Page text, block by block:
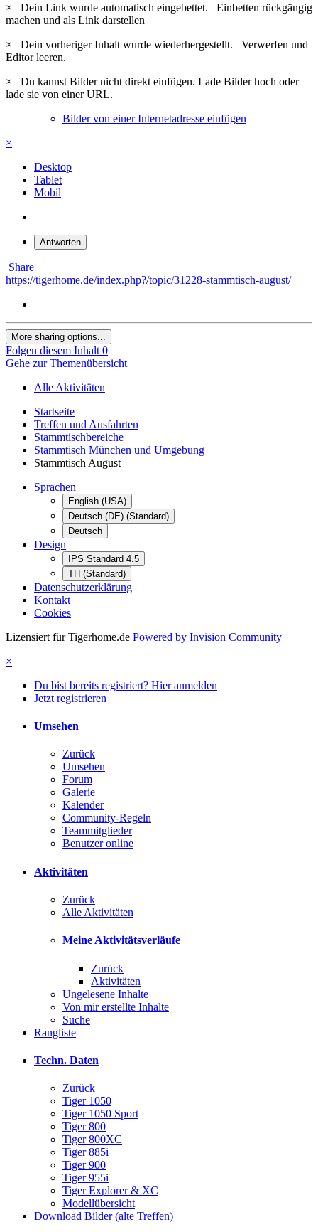
×
Dein Link wurde automatisch eingebettet. Einbetten rückgängig
machen und als Link darstellen
×
Dein vorheriger Inhalt wurde wiederhergestellt. Verwerfen und
Editor leeren.
×
Du kannst Bilder nicht direkt einfügen. Lade Bilder hoch oder
lade sie von einer URL.
Bilder von einer Internetadresse einfügen
×
Desktop
Tablet
Mobil
Antworten
Share
https://tigerhome.de/index.php?/topic/31228-stammtisch-august/
More sharing options...
Folgen diesem Inhalt 0
Gehe zur Themenübersicht
Alle Aktivitäten
Startseite
Treffen und Ausfahrten
Stammtischbereiche
Stammtisch München und Umgebung
Stammtisch August
Sprachen
English (USA)
Deutsch (DE) (Standard)
Deutsch
Design
IPS Standard 4.5
TH (Standard)
Datenschutzerklärung
Kontakt
Cookies
Lizensiert für Tigerhome.de Powered by Invision Community
×
Du bist bereits registriert? Hier anmelden
Jetzt registrieren
Umsehen
Zurück
Umsehen
Forum
Galerie
Kalender
Community-Regeln
Teammitglieder
Benutzer online
Aktivitäten
Zurück
Alle Aktivitäten
Meine Aktivitätsverläufe
Zurück
Aktivitäten
Ungelesene Inhalte
Von mir erstellte Inhalte
Suche
Rangliste
Techn. Daten
Zurück
Tiger 1050
Tiger 1050 Sport
Tiger 800
Tiger 800XC
Tiger 885i
Tiger 900
Tiger 955i
Tiger Explorer & XC
Modellübersicht
Download Bilder (alte Treffen)